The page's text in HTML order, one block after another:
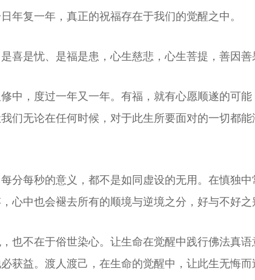
年复一年，真正的祝福存在于我们的觉醒之中。
喜是忧、是福是患，心生慈悲，心生菩提，善因善
中，度过一年又一年。有福，就有心愿顺遂的可
们无论在任何时候，对于此生所要面对的一切都
分每秒的意义，都不是如同虚设的无用。在慎独
心中也会褪去所有的顺境与逆境之分，好与不好之
也不在于俗世染心。让生命在觉醒中践行佛法真
获益。渡人渡己，在生命的觉醒中，让此生无悔而